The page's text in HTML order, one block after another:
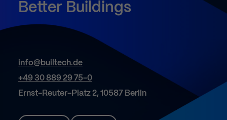
Better Buildings
info@builtech.de
+49 30 889 29 75-0
Ernst-Reuter-Platz 2, 10587 Berlin